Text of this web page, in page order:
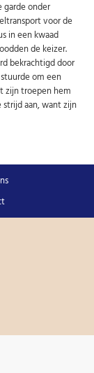
garde onder
voor de
in een kwaad
de keizer.
bekrachtigd door
om een
zijn troepen hem
aan, want zijn